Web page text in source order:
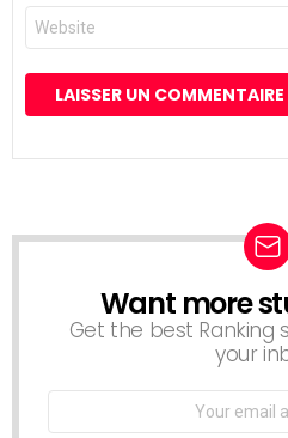
Site
web
NEWSLETTER
Want more
Get the best Ranking
your
Email